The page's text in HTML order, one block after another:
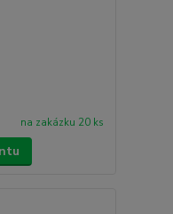
na zakázku 20 ks